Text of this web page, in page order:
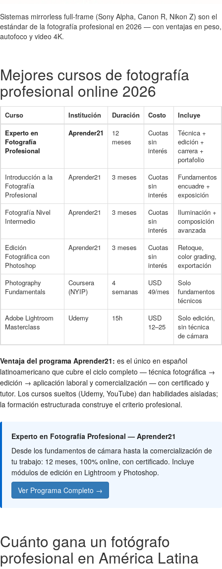
Sistemas mirrorless full-frame (Sony Alpha, Canon R, Nikon Z) son el
estándar de la fotografía profesional en 2026 — con ventajas en peso,
autofoco y video 4K.
Mejores cursos de fotografía
profesional online 2026
Curso Institución Duración Costo
Incluye
Experto en
Fotografía
Profesional
Aprender21
12
meses
Cuotas
sin
interés
Técnica +
edición +
carrera +
portafolio
Introducción a la
Fotografía
Profesional
Aprender21 3 meses
Cuotas
sin
interés
Fundamentos
encuadre +
exposición
Fotografía Nivel
Intermedio
Aprender21 3 meses
Cuotas
sin
interés
Iluminación +
composición
avanzada
Edición
Fotográfica con
Photoshop
Aprender21 3 meses
Cuotas
sin
interés
Retoque,
color grading,
exportación
Photography
Fundamentals
Coursera
(NYIP)
4
semanas
USD
49/mes
Solo
fundamentos
técnicos
Adobe Lightroom
Masterclass
Udemy 15h
USD
12–25
Solo edición,
sin técnica
de cámara
Ventaja del programa Aprender21: es el único en español
latinoamericano que cubre el ciclo completo — técnica fotográfica →
edición → aplicación laboral y comercialización — con certificado y
tutor. Los cursos sueltos (Udemy, YouTube) dan habilidades aisladas;
la formación estructurada construye el criterio profesional.
Experto en Fotografía Profesional — Aprender21
Desde los fundamentos de cámara hasta la comercialización de
tu trabajo: 12 meses, 100% online, con certificado. Incluye
módulos de edición en Lightroom y Photoshop.
Ver Programa Completo →
Cuánto gana un fotógrafo
profesional en América Latina